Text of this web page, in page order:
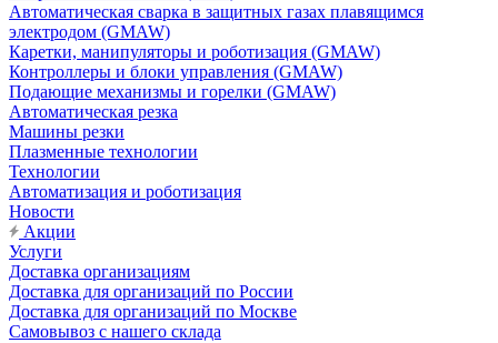
Автоматическая сварка в защитных газах плавящимся
электродом (GMAW)
Каретки, манипуляторы и роботизация (GMAW)
Контроллеры и блоки управления (GMAW)
Подающие механизмы и горелки (GMAW)
Автоматическая резка
Машины резки
Плазменные технологии
Технологии
Автоматизация и роботизация
Новости
Акции
Услуги
Доставка организациям
Доставка для организаций по России
Доставка для организаций по Москве
Самовывоз с нашего склада